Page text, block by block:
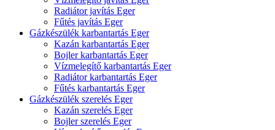
Radiátor javítás Eger
Fűtés javítás Eger
Gázkészülék karbantartás Eger
Kazán karbantartás Eger
Bojler karbantartás Eger
Vízmelegítő karbantartás Eger
Radiátor karbantartás Eger
Fűtés karbantartás Eger
Gázkészülék szerelés Eger
Kazán szerelés Eger
Bojler szerelés Eger